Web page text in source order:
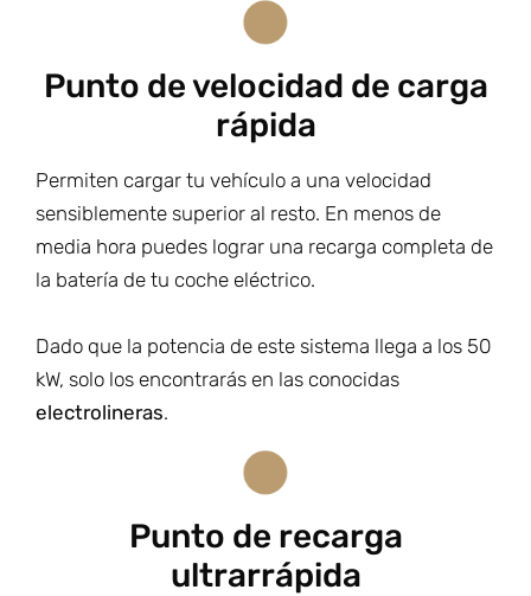
Punto de velocidad de carga
rápida
Permiten cargar tu vehículo a una velocidad
sensiblemente superior al resto. En menos de
media hora puedes lograr una recarga completa de
la batería de tu coche eléctrico.
Dado que la potencia de este sistema llega a los 50
kW, solo los encontrarás en las conocidas
electrolineras.
Punto de recarga
ultrarrápida